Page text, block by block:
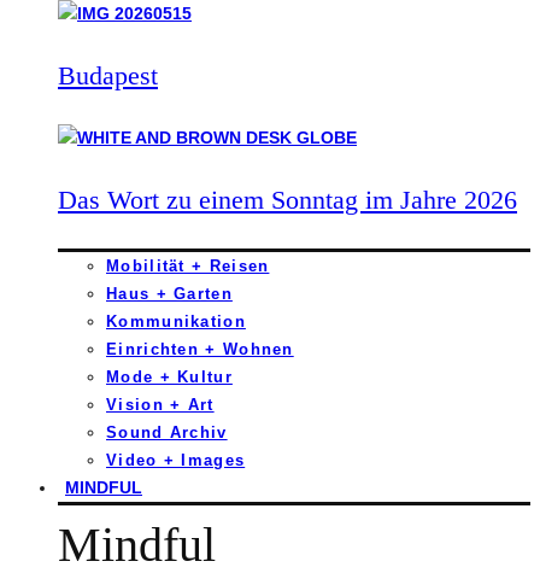
Budapest
Das Wort zu einem Sonntag im Jahre 2026
Mobilität + Reisen
Haus + Garten
Kommunikation
Einrichten + Wohnen
Mode + Kultur
Vision + Art
Sound Archiv
Video + Images
MINDFUL
Mindful